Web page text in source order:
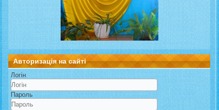
Авторизація на сайті
Логін
Пароль